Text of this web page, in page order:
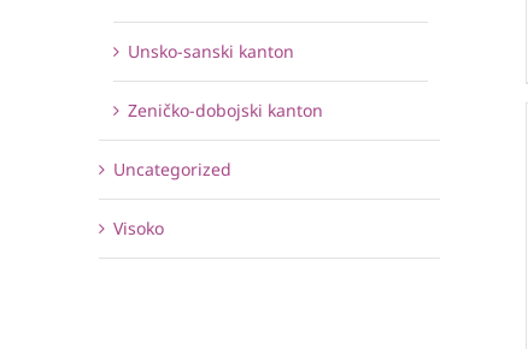
Unsko-sanski kanton
Zeničko-dobojski kanton
Uncategorized
Visoko